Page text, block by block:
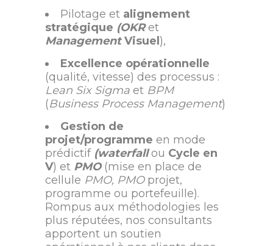
Pilotage et alignement
stratégique (OKRet
ManagementVisuel ),
Excellence opérationnelle
(qualité, vitesse) des processus :
Lean Six Sigma et BPM
(Business Process Management)
Gestion de
projet/programme en mode
prédictif (waterfallou Cycle en
V) et PMO(mise en place de
cellule PMO, PMOprojet,
programme ou portefeuille).
Rompus aux méthodologies les
plus réputées, nos consultants
apportent un soutien